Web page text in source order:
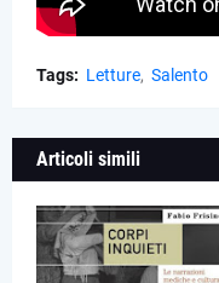
Tags: Letture Salento
Articoli simili